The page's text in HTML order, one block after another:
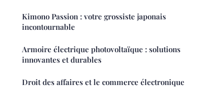
Kimono Passion : votre grossiste japonais
incontournable
Armoire électrique photovoltaïque : solutions
innovantes et durables
Droit des affaires et le commerce électronique